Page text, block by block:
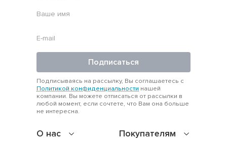
О нас Покупателям
Подписаться
Подписываясь на рассылку, Вы соглашаетесь с
Политикой конфиденциальности нашей
компании. Вы можете отписаться от рассылки в
любой момент, если сочтете, что Вам она больше
не интересна.